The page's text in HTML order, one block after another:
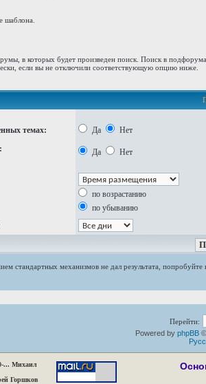
шаблона.
в которых будет произведен поиск. Поиск в
если вы не отключили соответствующую опцию ниже.
темах:
Да Нет
Да Нет
по возрастанию
по убыванию
стандартных механизмов не дал результата,
Перейти:
Powered by phpBB
... Михаил
Горшков